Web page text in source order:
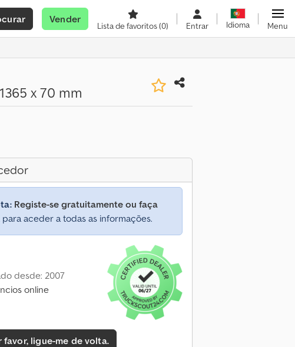
Vender
Lista de favoritos(0) Entrar Idioma Menu
x 70 mm
Registe-se gratuitamente ou faça
para aceder a todas as informações.
desde: 2007
online
favor, ligue-me de volta.